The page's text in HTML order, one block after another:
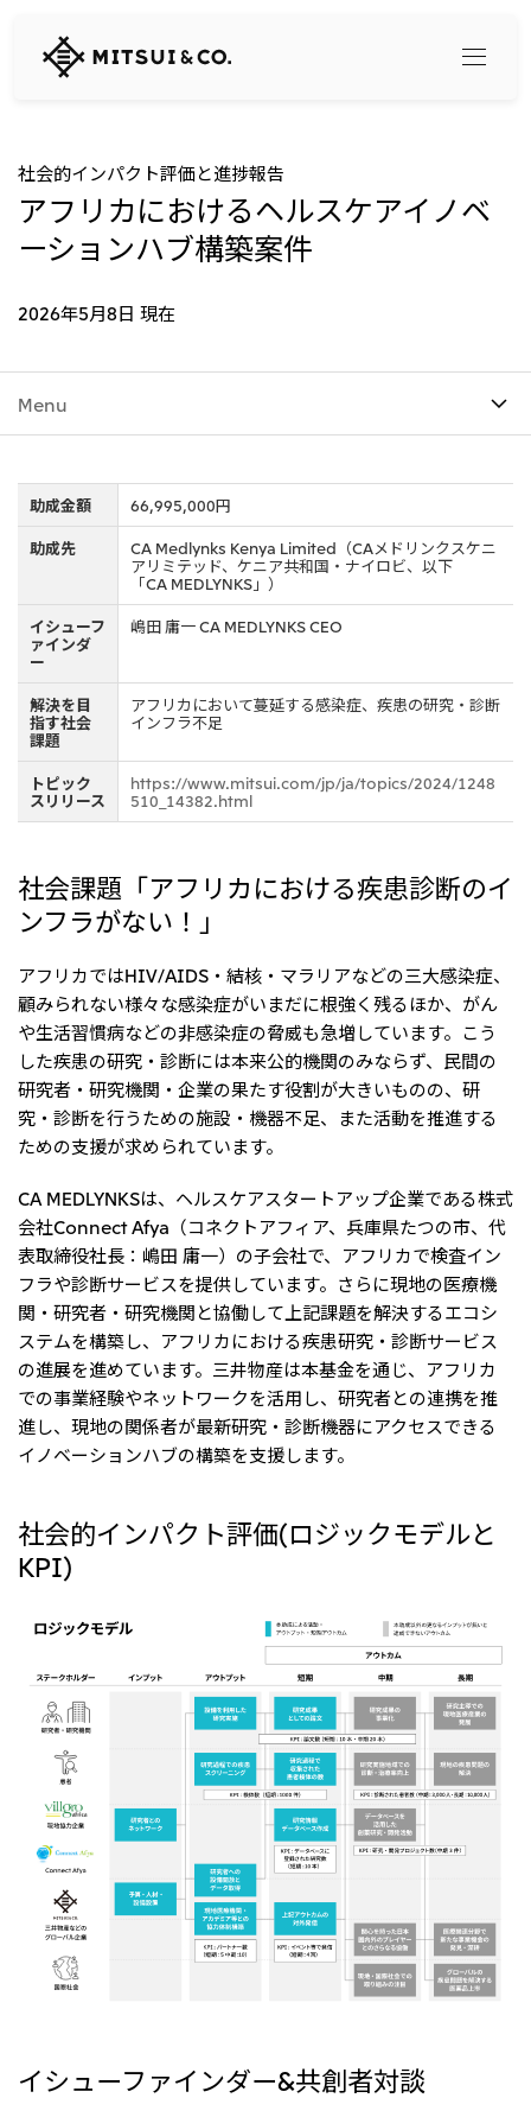
三
井
会
社
Search
360° business innovation
トップ
コンテンツ一覧
モロッコで、世界で、タン
パク質バリューチェーン
八代 侑輝
すべては、志からはじま
トップ
社長メッセージ
会社概要
経営理念
リーダーシップチーム・役員一覧
コーポレート・ガバナンス
三井物産のDX
三井物産の人材マネジメント
会社案内 会社紹介映像
トップ
重要なお知らせ
2025年
2024年
2023年
2021年
2020年
2019年
2018年
2026.8.4 適時開示
従業員向け株式報酬制度の継続
2026.8.4 リリース
令和8年熊本地震被害に対する支援について
2026.8.4 適時開示
2027年3月期第1四半期決算
サステナビリティ
サステナビリティ最新情報
トップコミットメント
Environment
Social
Governance
イニシアティブへの参画
三井物産の人材マネジメント
三井物産の森
ライブラリー
「三井物産の森」LEAPアプローチ
TCFDに基づく情報開示
サステナビリティレポー
統合報告書
投資家情報
トップ
IR最新情報
経営方針・戦略
財務・業績情報
IR資料室
IR説明会
IRカレンダー
IRサポート
決算短信・決算情報 統合報告書
2026.8.4
2027年3月期第1四半期決算説明会を開催しました
2026.8.4 適時開示
従業員向け株式報酬制度の継続
2026.8.4 適時開示
Careers
トップ
三井物産について
グループ会社採用情報
トップ
日本
三井物産株式会社（本店）
北米
米国三井物産株式会社
カナダ三井物産株式会社
中南米
メキシコ三井物産有限会社
チリ三井物産有限会社
ブラジル三井物産株式会社
欧州
欧州三井物産株式会社
ベネルックス三井物産株式会社
イタリア三井物産株式会社
アジア
アジア・大洋州三井物産株式会社
タイ国三井物産株式会社
インドネシア 三井物産株式会社
韓国三井物産株式会社
三井物産（中国）有限公司
三井物産（上海）貿易有限公司
台湾三井物産股份有限公司
Social Media
InstagramTwitter FacebookLinkedInYoutube
社会的インパクト評価と進捗報告
アフリカにおけるヘルスケアイノベ
ーションハブ構築案件
2026年5月8日 現在
Menu
助成金額
66,995,000円
助成先
CA Medlynks Kenya Limited（CAメドリンクスケニ
アリミテッド、ケニア共和国・ナイロビ、以下
「CA MEDLYNKS」）
イシューフ
ァインダ
ー
嶋田 庸一 CA MEDLYNKS CEO
解決を目
指す社会
課題
アフリカにおいて蔓延する感染症、疾患の研究・診断
インフラ不足
トピック
スリリース
https://www.mitsui.com/jp/ja/topics/2024/1248
510_14382.html
社会課題「アフリカにおける疾患診断のイ
ンフラがない！」
アフリカではHIV/AIDS・結核・マラリアなどの三大感染症、
顧みられない様々な感染症がいまだに根強く残るほか、がん
や生活習慣病などの非感染症の脅威も急増しています。こう
した疾患の研究・診断には本来公的機関のみならず、民間の
研究者・研究機関・企業の果たす役割が大きいものの、研
究・診断を行うための施設・機器不足、また活動を推進する
ための支援が求められています。
CA MEDLYNKSは、ヘルスケアスタートアップ企業である株式
会社Connect Afya（コネクトアフィア、兵庫県たつの市、代
表取締役社長：嶋田 庸一）の子会社で、アフリカで検査イン
フラや診断サービスを提供しています。さらに現地の医療機
関・研究者・研究機関と協働して上記課題を解決するエコシ
ステムを構築し、アフリカにおける疾患研究・診断サービス
の進展を進めています。三井物産は本基金を通じ、アフリカ
での事業経験やネットワークを活用し、研究者との連携を推
進し、現地の関係者が最新研究・診断機器にアクセスできる
イノベーションハブの構築を支援します。
社会的インパクト評価(ロジックモデルと
KPI)
イシューファインダー&共創者対談